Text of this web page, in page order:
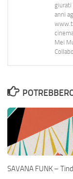
giurati
anni
Mei
SAVANA FUNK –